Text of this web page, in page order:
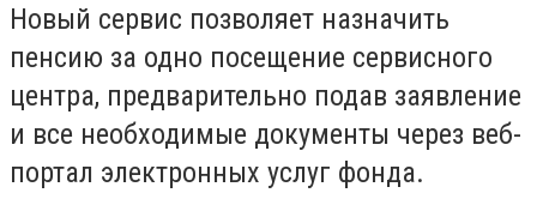
Новый сервис позволяет назначить
пенсию за одно посещение сервисного
центра, предварительно подав заявление
и все необходимые документы через веб-
портал электронных услуг фонда.